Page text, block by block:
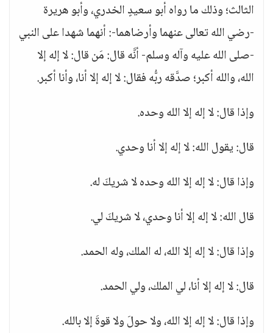
الثالث؛ وذلك ما رواه أبو سعيدٍ الخدري، وأبو هريرة
-رضي الله تعالى عنهما وأرضاهما-: أنهما شهدا على النبي
-صلى الله عليه وآله وسلم- أنَّه قال: مَن قال: لا إله إلا
الله، والله أكبر؛ صدَّقه ربُّه فقال: لا إله إلا أنا، وأنا أكبر.
وإذا قال: لا إله إلا الله وحده.
قال: يقول الله: لا إله إلا أنا وحدي.
وإذا قال: لا إله إلا الله وحده لا شريكَ له.
قال الله: لا إله إلا أنا وحدي، لا شريكَ لي.
وإذا قال: لا إله إلا الله، له الملك، وله الحمد.
قال: لا إله إلا أنا، لي الملك، ولي الحمد.
وإذا قال: لا إله إلا الله، ولا حولَ ولا قوةَ إلا بالله.